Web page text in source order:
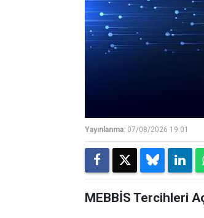
Yayınlanma: 07/08/2026 19:01
MEBBİS Tercihleri